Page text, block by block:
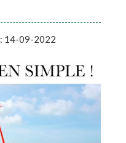
: 14-09-2022